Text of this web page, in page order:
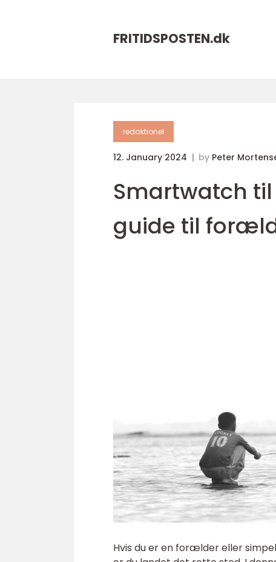
FRITIDSPOSTEN.dk
redaktionel
12. January 2024 by Peter
Smartwatch
guide til
Hvis du er en forælder eller